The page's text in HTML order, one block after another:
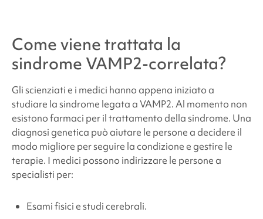
Come viene trattata la
sindrome VAMP2-correlata?
Gli scienziati e i medici hanno appena iniziato a
studiare lasindrome legata a VAMP2. Al momento non
esistono farmaci per il trattamento della sindrome. Una
diagnosi genetica può aiutare le persone a decidere il
modo migliore per seguire la condizione e gestire le
terapie. I medici possono indirizzare le persone a
specialisti per:
Esami fisici e studi cerebrali.